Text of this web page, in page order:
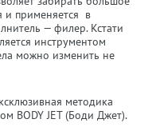
и применяется в
— филер. Кстати
инструментом
можно изменить не
методика
BODY JET (Боди Джет).